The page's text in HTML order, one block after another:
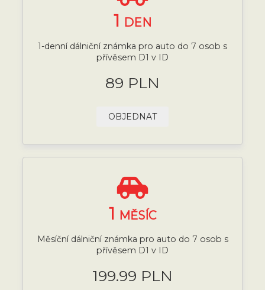
1 DEN
1-denní dálniční známka pro auto do 7 osob s
přívěsem D1 v ID
89 PLN
OBJEDNAT
1 MĚSÍC
Měsíční dálniční známka pro auto do 7 osob s
přívěsem D1 v ID
199.99 PLN